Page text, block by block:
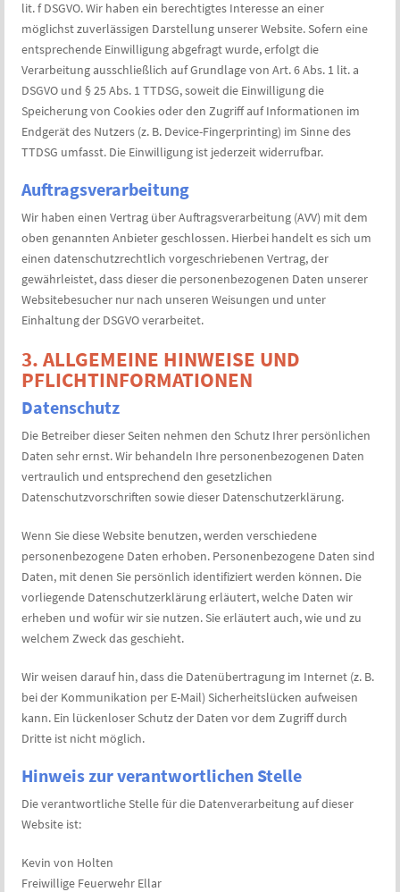
lit. f DSGVO. Wir haben ein berechtigtes Interesse an einer
möglichst zuverlässigen Darstellung unserer Website. Sofern eine
entsprechende Einwilligung abgefragt wurde, erfolgt die
Verarbeitung ausschließlich auf Grundlage von Art. 6 Abs. 1 lit. a
DSGVO und § 25 Abs. 1 TTDSG, soweit die Einwilligung die
Speicherung von Cookies oder den Zugriff auf Informationen im
Endgerät des Nutzers (z. B. Device-Fingerprinting) im Sinne des
TTDSG umfasst. Die Einwilligung ist jederzeit widerrufbar.
Auftragsverarbeitung
Wir haben einen Vertrag über Auftragsverarbeitung (AVV) mit dem
oben genannten Anbieter geschlossen. Hierbei handelt es sich um
einen datenschutzrechtlich vorgeschriebenen Vertrag, der
gewährleistet, dass dieser die personenbezogenen Daten unserer
Websitebesucher nur nach unseren Weisungen und unter
Einhaltung der DSGVO verarbeitet.
3. ALLGEMEINE HINWEISE UND
PFLICHT­INFORMATIONEN
Datenschutz
Die Betreiber dieser Seiten nehmen den Schutz Ihrer persönlichen
Daten sehr ernst. Wir behandeln Ihre personenbezogenen Daten
vertraulich und entsprechend den gesetzlichen
Datenschutzvorschriften sowie dieser Datenschutzerklärung.
Wenn Sie diese Website benutzen, werden verschiedene
personenbezogene Daten erhoben. Personenbezogene Daten sind
Daten, mit denen Sie persönlich identifiziert werden können. Die
vorliegende Datenschutzerklärung erläutert, welche Daten wir
erheben und wofür wir sie nutzen. Sie erläutert auch, wie und zu
welchem Zweck das geschieht.
Wir weisen darauf hin, dass die Datenübertragung im Internet (z. B.
bei der Kommunikation per E-Mail) Sicherheitslücken aufweisen
kann. Ein lückenloser Schutz der Daten vor dem Zugriff durch
Dritte ist nicht möglich.
Hinweis zur verantwortlichen Stelle
Die verantwortliche Stelle für die Datenverarbeitung auf dieser
Website ist:
Kevin von Holten
Freiwillige Feuerwehr Ellar